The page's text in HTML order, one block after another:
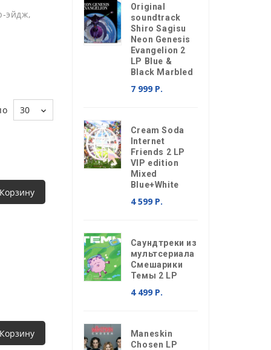
эйдж,
30
Original
soundtrack
Shiro Sagisu
Neon Genesis
Evangelion 2
LP Blue &
Black Marbled
7 999 Р.
Cream Soda
Internet
Friends 2 LP
VIP edition
Mixed
Blue+White
4 599 Р.
Саундтреки из
мультсериала
Смешарики
Темы 2 LP
4 499 Р.
Maneskin
Chosen LP